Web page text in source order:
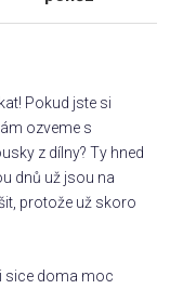
Pokud jste si
ozveme s
z dílny? Ty hned
dnů už jsou na
protože už skoro
sice doma moc